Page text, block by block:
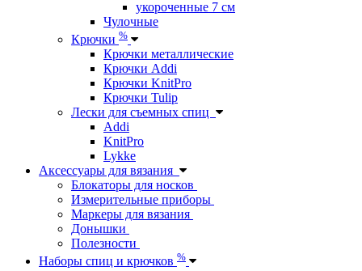
укороченные 7 см
Чулочные
Крючки %
Крючки металлические
Крючки Addi
Крючки KnitPro
Крючки Tulip
Лески для съемных спиц
Addi
KnitPro
Lykke
Аксессуары для вязания
Блокаторы для носков
Измерительные приборы
Маркеры для вязания
Донышки
Полезности
Наборы спиц и крючков %